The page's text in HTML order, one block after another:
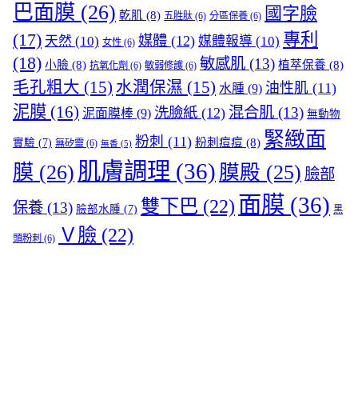
巴面膜 (26) 乾肌 (8) 五胜肽 (6) 分區保養 (6) 國字臉
(17) 天然 (10) 女性 (6) 媒體 (12) 媒體報導 (10) 專利
(18) 小臉 (8) 抗氧化劑 (6) 敏弱修護 (6) 敏感肌 (13) 植萃保養 (8)
毛孔粗大 (15) 水潤保濕 (15) 水腫 (9) 油性肌 (11)
泥膜 (16) 泥面膜棒 (9) 洗臉紙 (12) 混合肌 (13) 無動物
實驗 (7) 無矽靈 (6) 無香 (5) 粉刺 (11) 粉刺痘痘 (8) 緊緻面
膜 (26) 肌膚調理 (36) 膜殿 (25) 臉部
保養 (13) 臉部水腫 (7) 雙下巴 (22) 面膜 (36) 黑
頭粉刺 (6) Ｖ臉 (22)